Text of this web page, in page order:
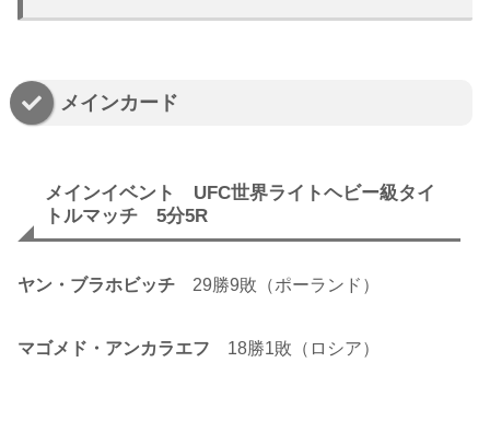
メインカード
メインイベント UFC世界ライトヘビー級タイ
トルマッチ 5分5R
ヤン・ブラホビッチ 29勝9敗（ポーランド）
マゴメド・アンカラエフ 18勝1敗（ロシア）